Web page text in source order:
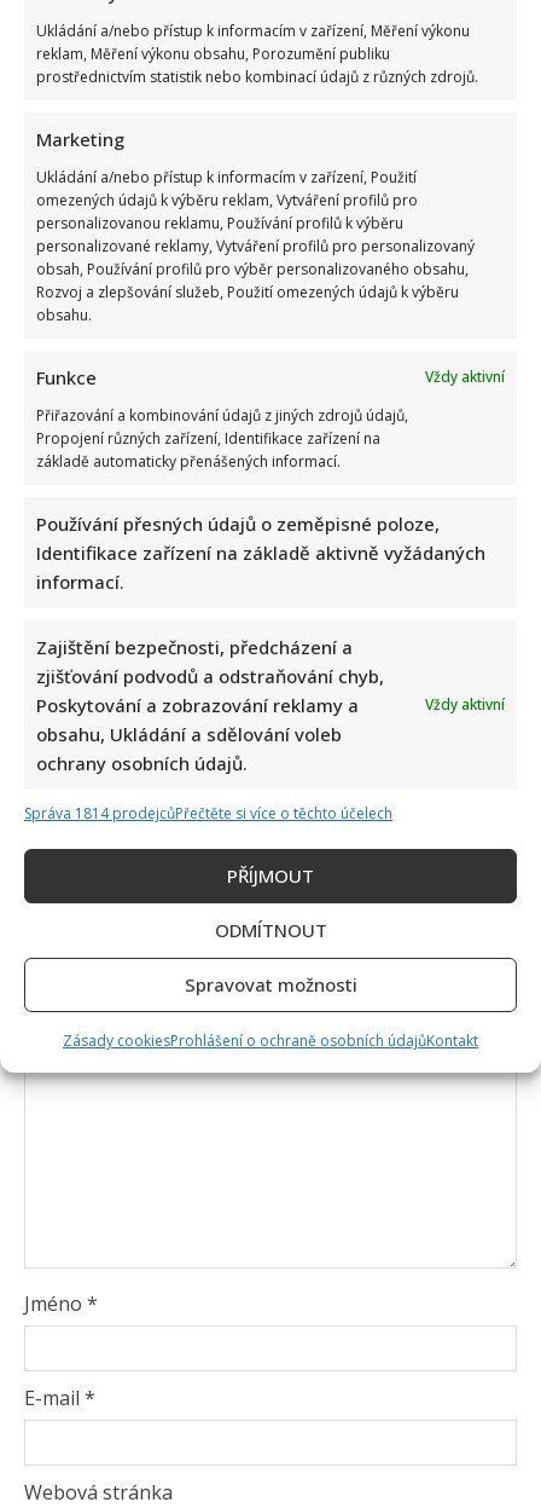
Ukládání a/nebo přístup k informacím v zařízení, Měření výkonu
reklam, Měření výkonu obsahu, Porozumění publiku
prostřednictvím statistik nebo kombinací údajů z různých zdrojů.
Marketing
Ukládání a/nebo přístup k informacím v zařízení, Použití
omezených údajů k výběru reklam, Vytváření profilů pro
personalizovanou reklamu, Používání profilů k výběru
personalizované reklamy, Vytváření profilů pro personalizovaný
obsah, Používání profilů pro výběr personalizovaného obsahu,
Rozvoj a zlepšování služeb, Použití omezených údajů k výběru
obsahu.
Funkce
Vždy aktivní
Přiřazování a kombinování údajů z jiných zdrojů údajů,
Propojení různých zařízení, Identifikace zařízení na
základě automaticky přenášených informací.
Používání přesných údajů o zeměpisné poloze,
Identifikace zařízení na základě aktivně vyžádaných
informací.
Zajištění bezpečnosti, předcházení a
zjišťování podvodů a odstraňování chyb,
Poskytování a zobrazování reklamy a
obsahu, Ukládání a sdělování voleb
ochrany osobních údajů.
Vždy aktivní
Správa 1814 prodejcůPřečtěte si více o těchto účelech
PŘÍJMOUT
ODMÍTNOUT
Spravovat možnosti
Zásady cookiesProhlášení o ochraně osobních údajůKontakt
Napsat komentář
Vaše e-mailová adresa nebude zveřejněna.
Vyžadované informace jsou označeny
Komentář*
Jméno *
E-mail *
Webová stránka